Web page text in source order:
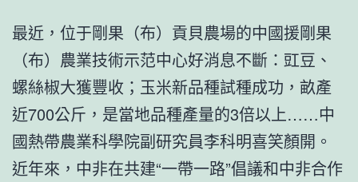
最近，位于剛果（布）貢貝農場的中國援剛果
（布）農業技術示范中心好消息不斷：豇豆、
螺絲椒大獲豐收；玉米新品種試種成功，畝產
近700公斤，是當地品種產量的3倍以上……中
國熱帶農業科學院副研究員李科明喜笑顏開。
近年來，中非在共建“一帶一路”倡議和中非合作